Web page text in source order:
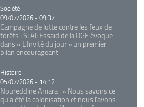
Catégorie
Société
09/07/2026 - 09:37
Campagne de lutte contre les feux de
forêts : Si Ali Essaid de la DGF évoque
dans « L'Invité du jour » un premier
bilan encourageant
Catégorie
Histoire
05/07/2026 - 14:12
Noureddine Amara : « Nous savons ce
qu’a été la colonisation et nous l’avons